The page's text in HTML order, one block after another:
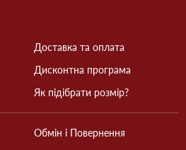
Доставка та оплата
Дисконтна програма
Як підібрати розмір?
Обмін і Повернення